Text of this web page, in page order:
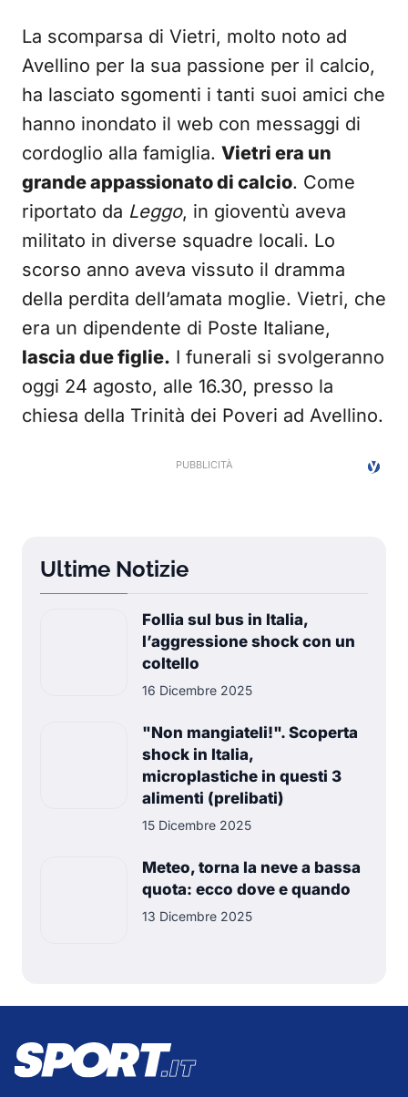
La scomparsa di Vietri, molto noto ad
Avellino per la sua passione per il calcio,
ha lasciato sgomenti i tanti suoi amici che
hanno inondato il web con messaggi di
cordoglio alla famiglia. Vietri era un
grande appassionato di calcio. Come
riportato da Leggo, in gioventù aveva
militato in diverse squadre locali. Lo
scorso anno aveva vissuto il dramma
della perdita dell’amata moglie. Vietri, che
era un dipendente di Poste Italiane,
lascia due figlie. I funerali si svolgeranno
oggi 24 agosto, alle 16.30, presso la
chiesa della Trinità dei Poveri ad Avellino.
Ultime Notizie
Follia sul bus in Italia,
l’aggressione shock con un
coltello
16 Dicembre 2025
"Non mangiateli!". Scoperta
shock in Italia,
microplastiche in questi 3
alimenti (prelibati)
15 Dicembre 2025
Meteo, torna la neve a bassa
quota: ecco dove e quando
13 Dicembre 2025